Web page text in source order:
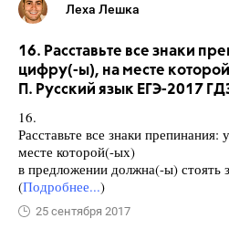
Леха Лешка
16. Расставьте все знаки
цифру(-ы), на месте
П. Русский язык ЕГЭ-2017
16.
Расставьте все знаки
месте которой(-ых)
в предложении должна(-ы) стоять
(Подробнее...)
25 сентября 2017